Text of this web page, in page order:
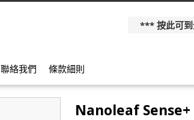
*** 按此可
聯絡我們 條款細則
Nanoleaf